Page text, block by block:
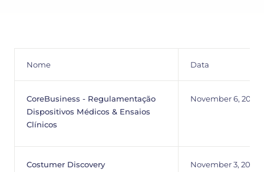
Nome Data
CoreBusiness - Regulamentação
Dispositivos Médicos & Ensaios
Clínicos
November 6, 2025
Costumer Discovery November 3, 2025